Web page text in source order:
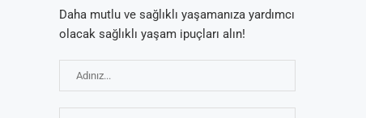
Daha mutlu ve sağlıklı yaşamanıza yardımcı
olacak sağlıklı yaşam ipuçları alın!